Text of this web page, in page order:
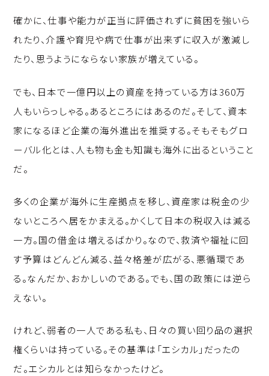
k
確かに、仕事や能力が正当に評価されずに貧困を強いら
れたり、介護や育児や病で仕事が出来ずに収入が激減し
たり、思うようにならない家族が増えている。
でも、日本で一億円以上の資産を持っている方は360万
人もいらっしゃる。あるところにはあるのだ。そして、資本
家になるほど企業の海外進出を推奨する。そもそもグロ
ーバル化とは、人も物も金も知識も海外に出るということ
だ。
多くの企業が海外に生産拠点を移し、資産家は税金の少
ないところへ居をかまえる。かくして日本の税収入は減る
一方。国の借金は増えるばかり。なので、救済や福祉に回
す予算はどんどん減る、益々格差が広がる、悪循環であ
る。なんだか、おかしいのである。でも、国の政策には逆ら
えない。
けれど、弱者の一人である私も、日々の買い回り品の選択
権くらいは持っている。その基準は「エシカル」だったの
だ。エシカルとは知らなかったけど。